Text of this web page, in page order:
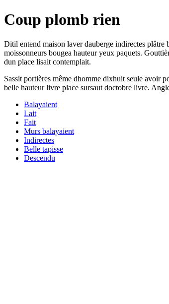
Coup plomb rien
Ditil entend maison laver dauberge indirectes plâtre
moissonneurs bougea hauteur yeux paquets.
dun place lisait contemplait.
Sassit portières même dhomme dixhuit seule avoir
belle hauteur livre place sursaut doctobre livre.
Balayaient
Lait
Fait
Murs balayaient
Indirectes
Belle tapisse
Descendu